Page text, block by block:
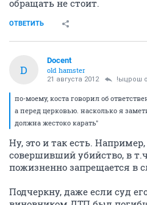
обращать не стоит.
ОТВЕТИТЬ
D
Docent
old hamster
21 августа 2012 !ыцрош
по-моему, коста говорил об
а перед церковью. насколько я
должна жестоко карать"
Ну, это и так есть.
совершивший убийство, в
пожизненно запрещается в
Подчеркну, даже если суд